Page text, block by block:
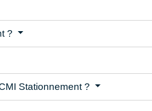
?
Stationnement ?